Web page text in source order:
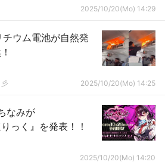
2025/10/20(Mo) 14:29
ウム電池が自然発
2025/10/20(Mo) 14:25
なみが
っく』を発表！！
2025/10/20(Mo) 14:20